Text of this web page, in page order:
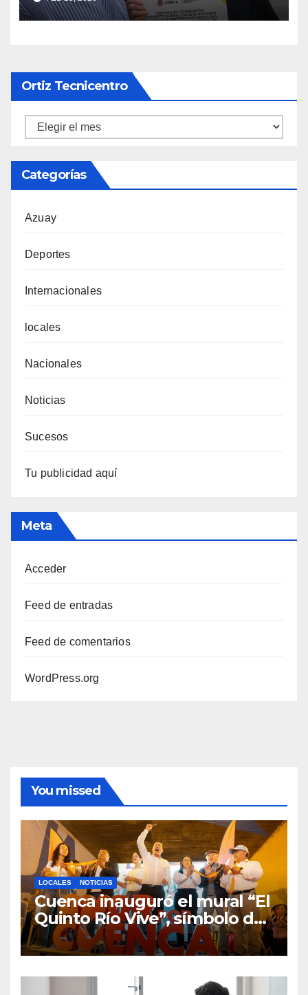
locales
Ortiz Tecnicentro
Ortiz
Categorías
Azuay
Deportes
Internacionales
locales
Nacionales
Noticias
Sucesos
Tu publicidad aquí
Meta
Acceder
Feed de entradas
Feed de comentarios
WordPress.org
You missed
LOCALES NOTICIAS
Cuenca inauguró el mural “El
Quinto Río Vive”, símbolo de
la defensa ciudadana del
agua